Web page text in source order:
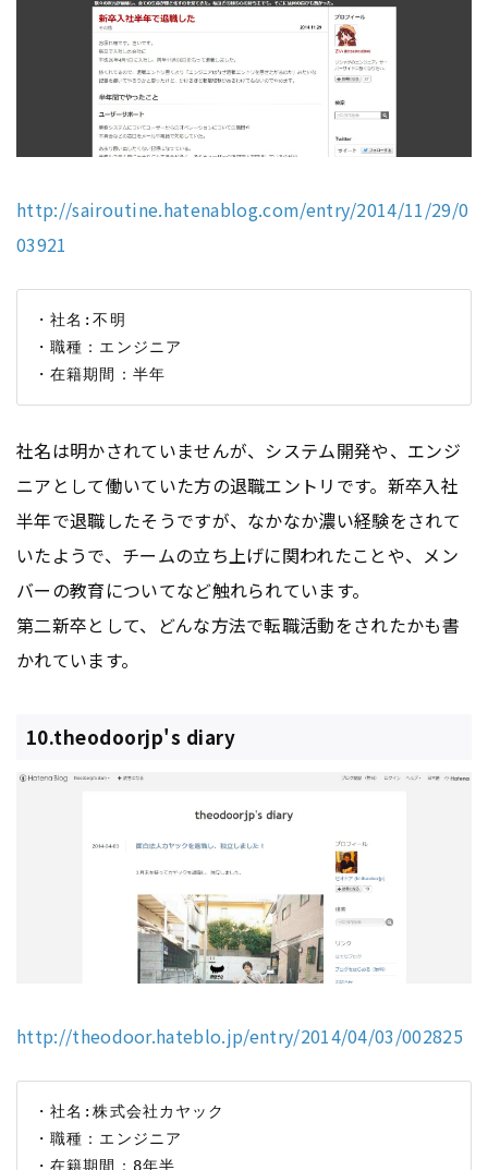
http://sairoutine.hatenablog.com/entry/2014/11/29/0
03921
・社名:不明
・職種：エンジニア
社名は明かされていませんが、システム開発や、エンジ
ニアとして働いていた方の退職エントリです。新卒入社
半年で退職したそうですが、なかなか濃い経験をされて
いたようで、チームの立ち上げに関われたことや、メン
バーの教育についてなど触れられています。
第二新卒として、どんな方法で転職活動をされたかも書
かれています。
10.theodoorjp's diary
http://theodoor.hateblo.jp/entry/2014/04/03/002825
・社名:株式会社カヤック
・職種：エンジニア